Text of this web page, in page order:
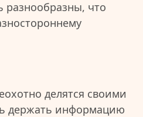
разнообразны, что
делятся своими
держать информацию